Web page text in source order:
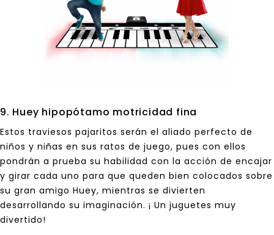
9. Huey hipopótamo motricidad fina
Estos traviesos pajaritos serán el aliado perfecto de
niños y niñas en sus ratos de juego, pues con ellos
pondrán a prueba su habilidad con la acción de encajar
y girar cada uno para que queden bien colocados sobre
su gran amigo Huey, mientras se divierten
desarrollando su imaginación. ¡ Un juguetes muy
divertido!